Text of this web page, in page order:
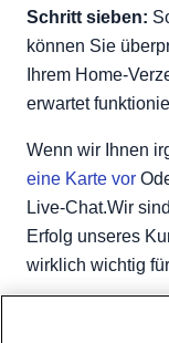
Schritt sieben:
können Sie
Ihrem Home-
erwartet
Wenn wir Ihnen
eine Karte vor
Live-Chat.Wir
Erfolg unseres
wirklich wichtig